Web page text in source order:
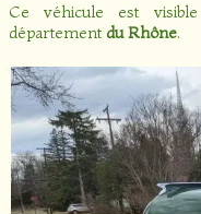
Ce véhicule est
département du Rhône.